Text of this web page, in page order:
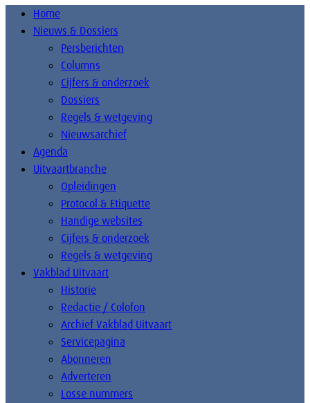
Home
Nieuws & Dossiers
Persberichten
Columns
Cijfers & onderzoek
Dossiers
Regels & wetgeving
Nieuwsarchief
Agenda
Uitvaartbranche
Opleidingen
Protocol & Etiquette
Handige websites
Cijfers & onderzoek
Regels & wetgeving
Vakblad Uitvaart
Historie
Redactie / Colofon
Archief Vakblad Uitvaart
Servicepagina
Abonneren
Adverteren
Losse nummers